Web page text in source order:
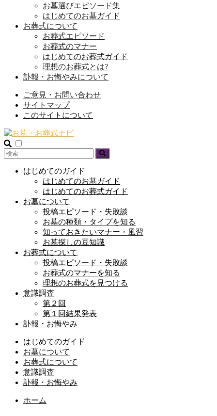
お墓選びエピソード集
はじめてのお墓ガイド
お葬式について
お葬式エピソード
お葬式のマナー
はじめてのお葬式ガイド
理想のお葬式とは?
訃報・お悔やみについて
ご意見・お問い合わせ
サイトマップ
このサイトについて
はじめてのガイド
はじめてのお墓ガイド
はじめてのお葬式ガイド
お墓について
投稿エピソード・失敗談
お墓の種類・タイプを知る
知っておきたいマナー・風習
お墓探しの豆知識
お葬式について
投稿エピソード・失敗談
お葬式のマナーを知る
理想のお葬式を見つける
意識調査
第２回
第１回結果発表
訃報・お悔やみ
はじめてのガイド
お墓について
お葬式について
意識調査
訃報・お悔やみ
ホーム